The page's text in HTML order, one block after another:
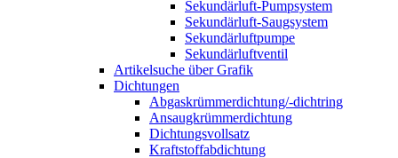
Sekundärluft-Pumpsystem
Sekundärluft-Saugsystem
Sekundärluftpumpe
Sekundärluftventil
Artikelsuche über Grafik
Dichtungen
Abgaskrümmerdichtung/-dichtring
Ansaugkrümmerdichtung
Dichtungsvollsatz
Kraftstoffabdichtung